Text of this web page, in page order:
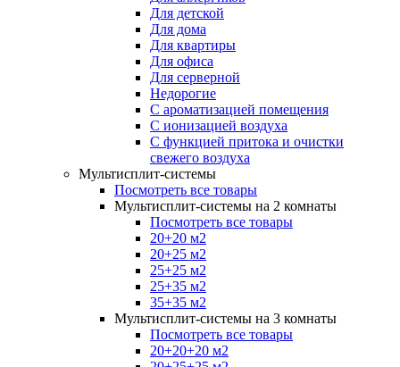
Для детской
Для дома
Для квартиры
Для офиса
Для серверной
Недорогие
С ароматизацией помещения
С ионизацией воздуха
С функцией притока и очистки
свежего воздуха
Мультисплит-системы
Посмотреть все товары
Мультисплит-системы на 2 комнаты
Посмотреть все товары
20+20 м2
20+25 м2
25+25 м2
25+35 м2
35+35 м2
Мультисплит-системы на 3 комнаты
Посмотреть все товары
20+20+20 м2